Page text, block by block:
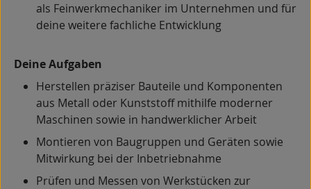
als Feinwerkmechaniker im Unternehmen und für
deine weitere fachliche Entwicklung
Deine Aufgaben
Herstellen präziser Bauteile und Komponenten
aus Metall oder Kunststoff mithilfe moderner
Maschinen sowie in handwerklicher Arbeit
Montieren von Baugruppen und Geräten sowie
Mitwirkung bei der Inbetriebnahme
Prüfen und Messen von Werkstücken zur